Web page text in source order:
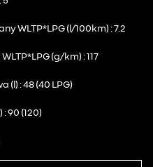
WLTP*LPG (l/100km) 7.2
(g/km) 117
(l) 48 (40 LPG)
90 (120)